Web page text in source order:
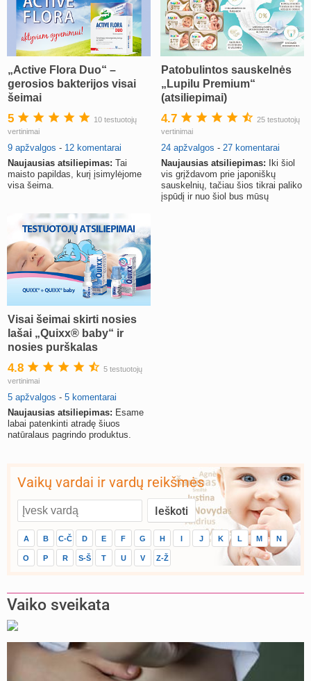
„Active Flora Duo“ –
gerosios bakterijos visai
šeimai
5
10 testuotojų
vertinimai
9 apžvalgos - 12 komentarai
Naujausias atsiliepimas: Tai
maisto papildas, kurį įsimylėjome
visa šeima.
Patobulintos sauskelnės
„Lupilu Premium“
(atsiliepimai)
4.7
25 testuotojų
vertinimai
24 apžvalgos - 27 komentarai
Naujausias atsiliepimas: Iki šiol
vis grįždavom prie japoniškų
sauskelnių, tačiau šios tikrai paliko
įspūdį ir nuo šiol bus mūsų
Visai šeimai skirti nosies
lašai „Quixx® baby“ ir
nosies purškalas
„Quixx®“
4.8
5 testuotojų
vertinimai
5 apžvalgos - 5 komentarai
Naujausias atsiliepimas: Esame
labai patenkinti atradę šiuos
natūralaus pagrindo produktus.
Vaikų vardai ir vardų reikšmės
A B C-Č D E F G H I J K L M N
O P R S-Š T U V Z-Ž
Vaiko sveikata